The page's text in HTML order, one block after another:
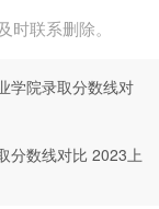
联系删除。
学院录取分数线对
分数线对比 2023上